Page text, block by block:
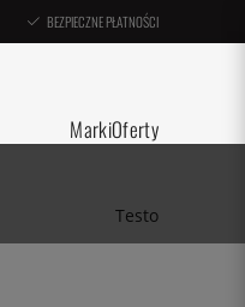
BEZPIECZNE PŁATNOŚCI
MarkiOferty
Testo